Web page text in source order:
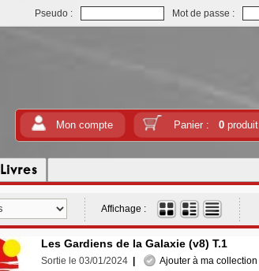
Pseudo : Mot de passe :
Mon compte Panier : 0produit
Livres
Affichage :
Les Gardiens de la Galaxie (v8) T.1
Sortie le 03/01/2024
Ajouter à ma collection